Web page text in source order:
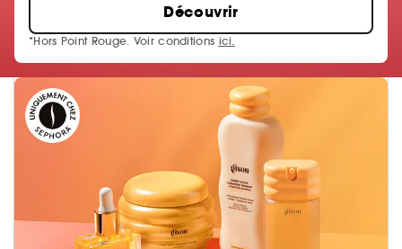
Découvrir
*Hors Point Rouge. Voir conditions ici.